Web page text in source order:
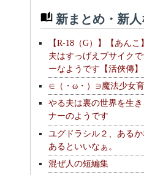
新まとめ・新
【R-18（G）】【あんこ
夫はすっげえブサイク
ーなようです【活俠傳】
∈（・ω・）∋魔法少女
やる夫は裏の世界を生
ナーのようです
ユグドラシル２、あるか
あるといいなぁ。
混ぜ人の短編集